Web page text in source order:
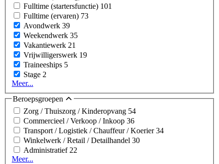
Fulltime (startersfunctie) 101
Fulltime (ervaren) 73
Avondwerk 39
Weekendwerk 35
Vakantiewerk 21
Vrijwilligerswerk 19
Traineeships 5
Stage 2
Meer...
Beroepsgroepen
Zorg / Thuiszorg / Kinderopvang 54
Commercieel / Verkoop / Inkoop 36
Transport / Logistiek / Chauffeur / Koerier34
Winkelwerk / Retail / Detailhandel 30
Administratief 22
Meer...